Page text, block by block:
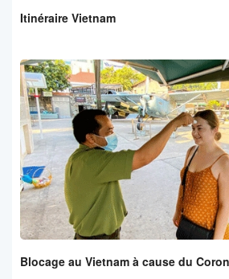
Itinéraire Vietnam
Blocage au Vietnam à cause du